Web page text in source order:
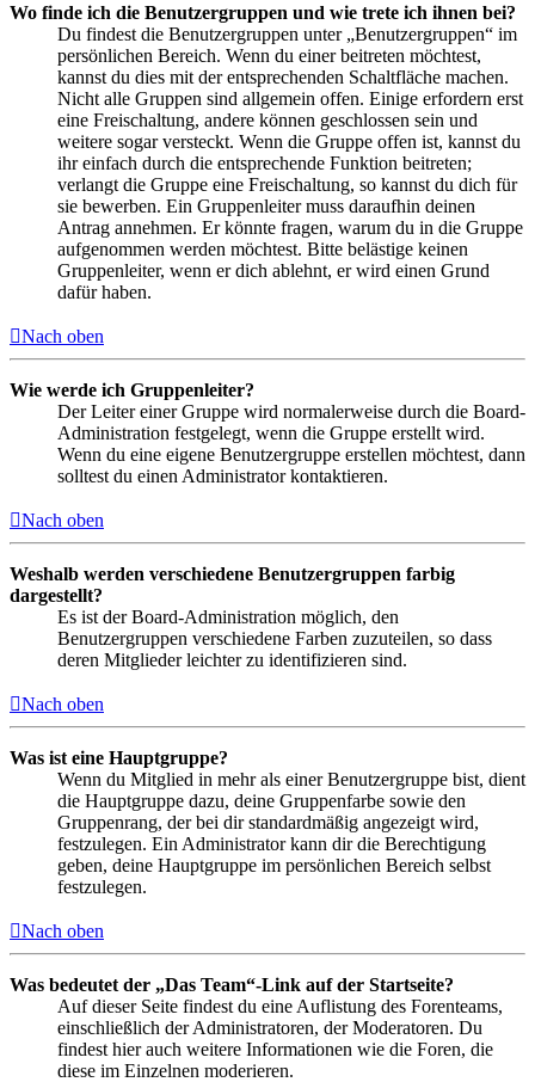
Wo finde ich die Benutzergruppen und wie trete ich ihnen bei?
Du findest die Benutzergruppen unter „Benutzergruppen“ im
persönlichen Bereich. Wenn du einer beitreten möchtest,
kannst du dies mit der entsprechenden Schaltfläche machen.
Nicht alle Gruppen sind allgemein offen. Einige erfordern erst
eine Freischaltung, andere können geschlossen sein und
weitere sogar versteckt. Wenn die Gruppe offen ist, kannst du
ihr einfach durch die entsprechende Funktion beitreten;
verlangt die Gruppe eine Freischaltung, so kannst du dich für
sie bewerben. Ein Gruppenleiter muss daraufhin deinen
Antrag annehmen. Er könnte fragen, warum du in die Gruppe
aufgenommen werden möchtest. Bitte belästige keinen
Gruppenleiter, wenn er dich ablehnt, er wird einen Grund
dafür haben.
Nach oben
Wie werde ich Gruppenleiter?
Der Leiter einer Gruppe wird normalerweise durch die Board-
Administration festgelegt, wenn die Gruppe erstellt wird.
Wenn du eine eigene Benutzergruppe erstellen möchtest, dann
solltest du einen Administrator kontaktieren.
Nach oben
Weshalb werden verschiedene Benutzergruppen farbig
dargestellt?
Es ist der Board-Administration möglich, den
Benutzergruppen verschiedene Farben zuzuteilen, so dass
deren Mitglieder leichter zu identifizieren sind.
Nach oben
Was ist eine Hauptgruppe?
Wenn du Mitglied in mehr als einer Benutzergruppe bist, dient
die Hauptgruppe dazu, deine Gruppenfarbe sowie den
Gruppenrang, der bei dir standardmäßig angezeigt wird,
festzulegen. Ein Administrator kann dir die Berechtigung
geben, deine Hauptgruppe im persönlichen Bereich selbst
festzulegen.
Nach oben
Was bedeutet der „Das Team“-Link auf der Startseite?
Auf dieser Seite findest du eine Auflistung des Forenteams,
einschließlich der Administratoren, der Moderatoren. Du
findest hier auch weitere Informationen wie die Foren, die
diese im Einzelnen moderieren.